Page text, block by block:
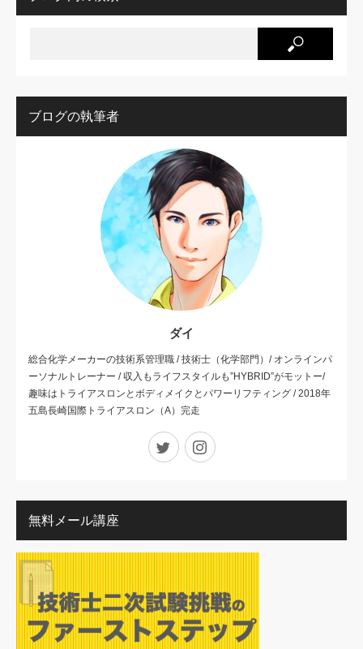
ブログの執筆者
ダイ
総合化学メーカーの技術系管理職 / 技術士（化学部門）/ オンラインパ
ーソナルトレーナー / 収入もライフスタイルも”HYBRID”がモットー/
趣味はトライアスロンとボディメイクとパワーリフティング / 2018年
五島長崎国際トライアスロン（A）完走
Twitter Instagram
無料メール講座